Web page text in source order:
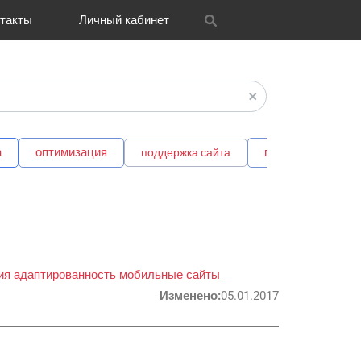
Личный кабинет
оптимизация поддержка сайта поисковая
адаптированность мобильные сайты
Изменено:05.01.2017